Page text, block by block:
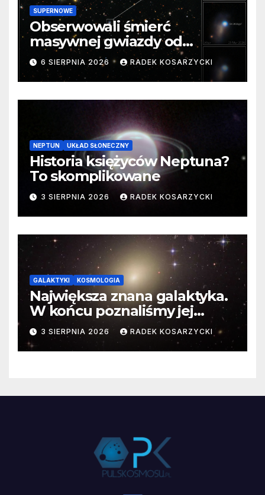
SUPERNOWE
Obserwowali śmierć
masywnej gwiazdy od
samego początku. Niezwykle
cenne dane
6 SIERPNIA 2026 RADEK KOSARZYCKI
NEPTUN UKŁAD SŁONECZNY
Historia księżyców Neptuna?
To skomplikowane
3 SIERPNIA 2026 RADEK KOSARZYCKI
GALAKTYKI KOSMOLOGIA
Największa znana galaktyka.
W końcu poznaliśmy jej
faktyczne wymiary
3 SIERPNIA 2026 RADEK KOSARZYCKI